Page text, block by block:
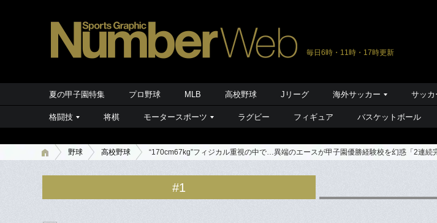
毎日6時・11時・17時更新
夏の甲子園特集 プロ野球 MLB 高校野球 Jリーグ 海外サッカー サッカ
格闘技 将棋 モータースポーツ ラグビー フィギュア バスケットボール
野球 高校野球 “170cm67kg”フィジカル重視の中で…異端のエースが甲子園優勝経験校を幻惑「2連続
#1